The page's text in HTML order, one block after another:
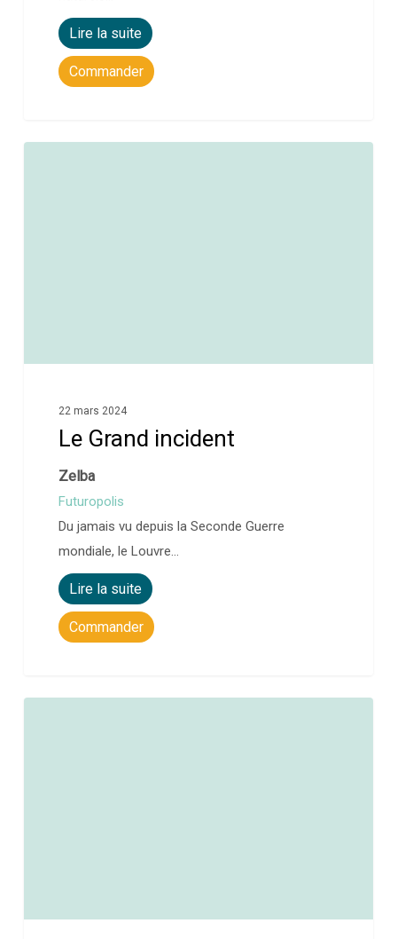
Lire la suite
Commander
22 mars 2024
Le Grand incident
Zelba
Futuropolis
Du jamais vu depuis la Seconde Guerre
mondiale, le Louvre…
Lire la suite
Commander